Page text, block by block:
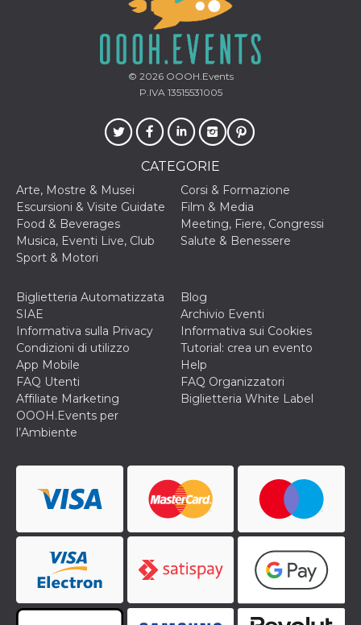
© 2026OOOH.Events
P.IVA 13515531005
CATEGORIE
Arte, Mostre & Musei
Corsi & Formazione
Escursioni & Visite Guidate
Film & Media
Food & Beverages
Meeting, Fiere, Congressi
Musica, Eventi Live, Club
Salute & Benessere
Sport & Motori
Biglietteria Automatizzata
SIAE
Blog
Archivio Eventi
Informativa sulla Privacy
Informativa sui Cookies
Condizioni di utilizzo
Tutorial: crea un evento
App Mobile
Help
FAQ Utenti
FAQ Organizzatori
Affiliate Marketing
Biglietteria White Label
OOOH.Events per
l’Ambiente